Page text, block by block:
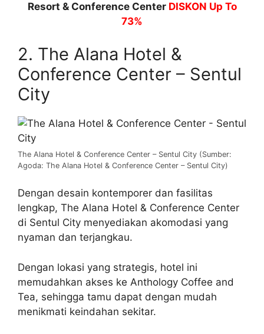
Resort & Conference Center DISKON Up To
73%
2. The Alana Hotel &
Conference Center – Sentul
City
The Alana Hotel & Conference Center – Sentul City (Sumber:
Agoda: The Alana Hotel & Conference Center – Sentul City)
Dengan desain kontemporer dan fasilitas
lengkap, The Alana Hotel & Conference Center
di Sentul City menyediakan akomodasi yang
nyaman dan terjangkau.
Dengan lokasi yang strategis, hotel ini
memudahkan akses ke Anthology Coffee and
Tea, sehingga tamu dapat dengan mudah
menikmati keindahan sekitar.